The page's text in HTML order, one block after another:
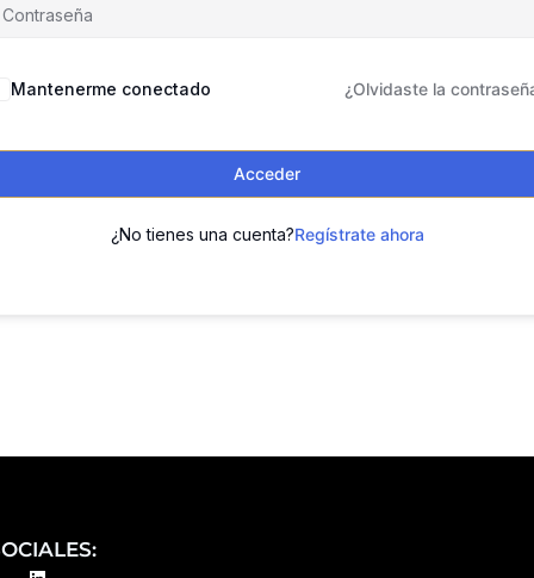
Mantenerme conectado ¿Olvidaste la
Acceder
¿No tienes una cuenta?Regístrate ahora
L